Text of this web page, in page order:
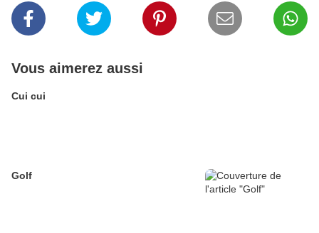
Vous aimerez aussi
Cui cui
Golf